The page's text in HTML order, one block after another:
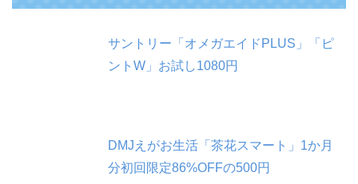
サントリー「オメガエイドPLUS」「ピ
ントW」お試し1080円
DMJえがお生活「茶花スマート」1か月
分初回限定86%OFFの500円